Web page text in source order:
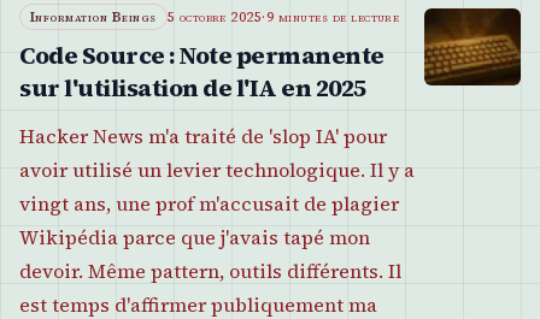
Information Beings 5 octobre 2025·9 minutes de lecture
Code Source : Note permanente
sur l'utilisation de l'IA en 2025
Hacker News m'a traité de 'slop IA' pour
avoir utilisé un levier technologique. Il y a
vingt ans, une prof m'accusait de plagier
Wikipédia parce que j'avais tapé mon
devoir. Même pattern, outils différents. Il
est temps d'affirmer publiquement ma